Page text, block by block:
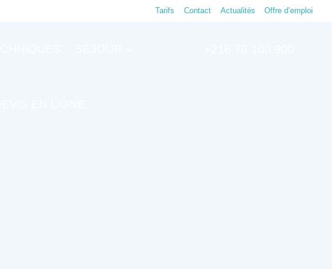
Tarifs Contact Actualités Offre d’emploi